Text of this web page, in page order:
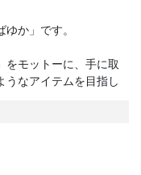
か」です。
をモットーに、手に取
うなアイテムを目指し